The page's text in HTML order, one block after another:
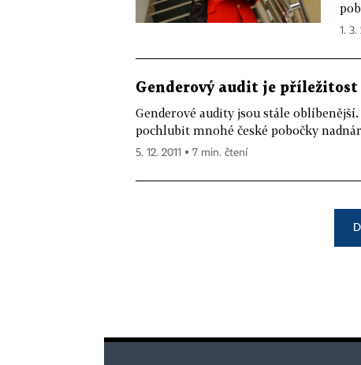
1.
Genderový audit je
Genderové audity jsou stále
pochlubit mnohé české pobočky
5. 12. 2011 ▪ 7 min. čtení